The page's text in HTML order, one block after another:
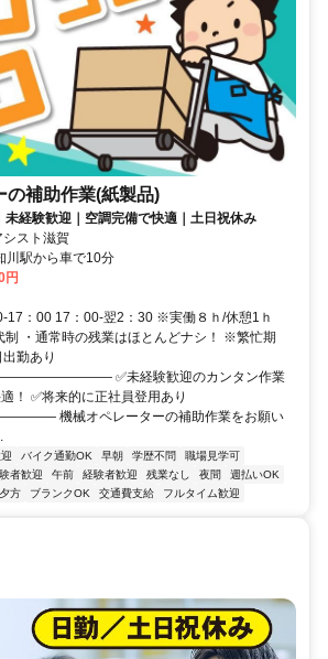
の補助作業(紙製品)
未経験歓迎｜空調完備で快適｜土日祝休み
スト滋賀
川駅から車で10分
円
17：00 17：00-翌2：30 ※実働８ｈ/休憩1ｈ
・通常時の残業はほとんどナシ！ ※繁忙期
勤あり
✅未経験歓迎のカンタン作業
！ ✅将来的に正社員登用あり
機械オペレーターの補助作業をお願い
バイク通勤OK 早朝 学歴不問
職場見学可
者歓迎 午前 経験者歓迎 残業なし 夜間
週払いOK
夕方 ブランクOK 交通費支給 フルタイム歓迎